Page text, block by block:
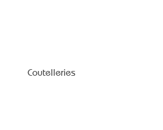
Coutelleries